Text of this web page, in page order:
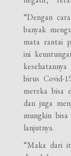
“Dengan
banyak
mata rantai
ini
birus Covid-
mereka bisa
dan juga
mungkin
lanjutnya.
“Maka dari